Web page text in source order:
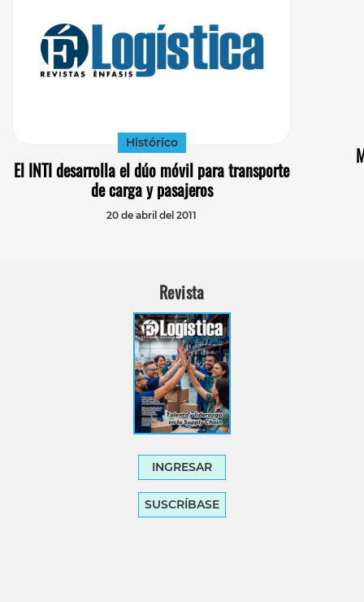
Histórico
El INTI desarrolla el dúo móvil para transporte
de carga y pasajeros
20 de abril del 2011
Revista
INGRESAR
SUSCRÍBASE